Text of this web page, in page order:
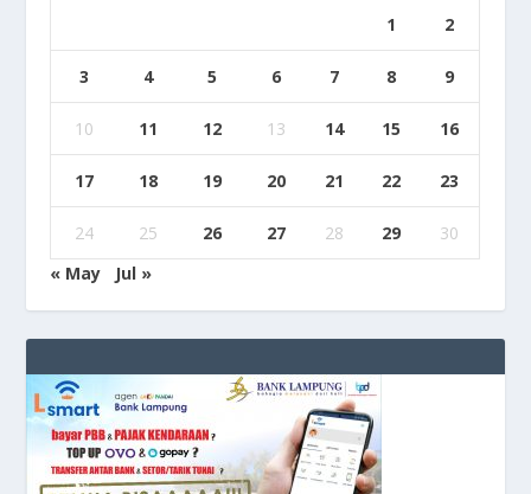
1 2
3 4 5 6 7 8 9
10 11 12 13 14 15 16
17 18 19 20 21 22 23
24 25 26 27 28 29
30
« May
Jul »